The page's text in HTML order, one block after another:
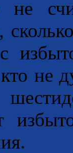
не
не